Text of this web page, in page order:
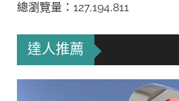
總瀏覽量：127,194,811
達人推薦